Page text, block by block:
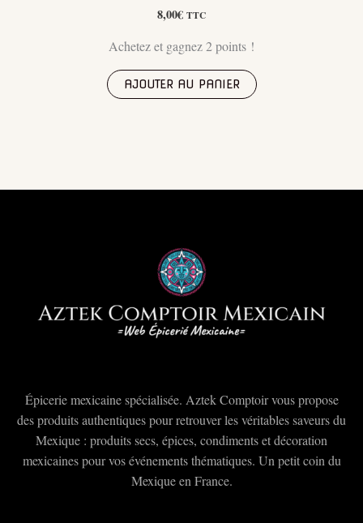
8,00€ TTC
Achetez et gagnez 2 points !
AJOUTER AU PANIER
Épicerie mexicaine spécialisée. Aztek Comptoir vous propose
des produits authentiques pour retrouver les véritables saveurs du
Mexique : produits secs, épices, condiments et décoration
mexicaines pour vos événements thématiques. Un petit coin du
Mexique en France.